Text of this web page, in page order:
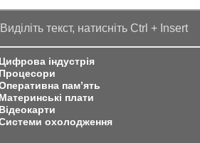
текст, натисніть Ctrl + Insert
Цифрова індустрія
Процесори
пам’ять
Материнські плати
Відеокарти
охолодження